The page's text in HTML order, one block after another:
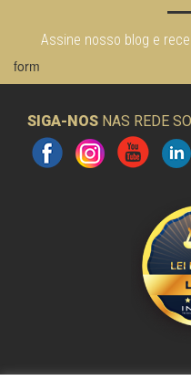
Assine nosso blog e
form
SIGA-NOS NAS REDE